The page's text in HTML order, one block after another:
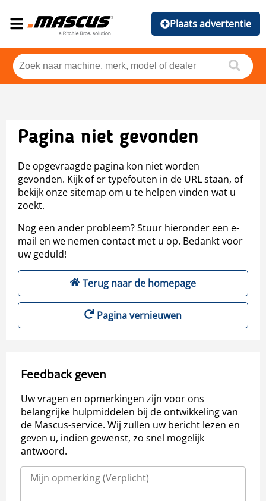
Plaats advertentie
Pagina niet gevonden
De opgevraagde pagina kon niet worden
gevonden. Kijk of er typefouten in de URL staan, of
bekijk onze sitemap om u te helpen vinden wat u
zoekt.
Nog een ander probleem? Stuur hieronder een e-
mail en we nemen contact met u op. Bedankt voor
uw geduld!
Terug naar de homepage
Pagina vernieuwen
Feedback geven
Uw vragen en opmerkingen zijn voor ons
belangrijke hulpmiddelen bij de ontwikkeling van
de Mascus-service. Wij zullen uw bericht lezen en
geven u, indien gewenst, zo snel mogelijk
antwoord.